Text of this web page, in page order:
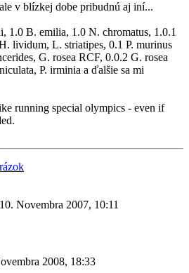
v blízkej dobe pribudnú aj iní...
1.0 B. emilia, 1.0 N. chromatus, 1.0.1
lividum, L. striatipes, 0.1 P. murinus
G. rosea RCF, 0.0.2 G. rosea
P. irminia a ďalšie sa mi
running special olympics - even if
10. Novembra 2007, 10:11
2008, 18:33